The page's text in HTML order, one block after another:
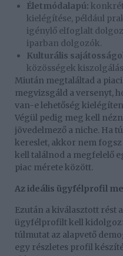
Életmódalapú:
kielégítése, például
igénylő elfoglalt
iparban dolgozók.
Kulturális
közösségek
Miután megtaláltad a
megvizsgáld a versenyt,
van-e lehetőség
Végül pedig meg kell
jövedelmező a niche. Ha
kereslet, akkor nem
kell találnod a megfelelő
piac mérete között.
Az ideális ügyfélprofil
Ezután a kiválasztott rést
ügyfélprofilt kell
túlmutat az alapvető
egy részletes profil